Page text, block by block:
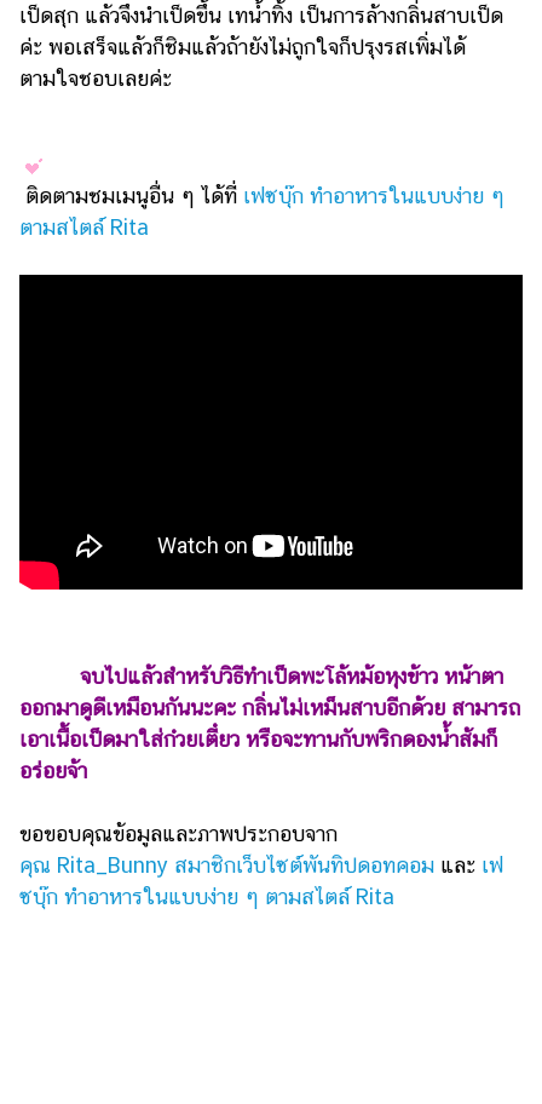
เป็ดสุก แล้วจึงนำเป็ดขึ้น เทน้ำทิ้ง เป็นการล้างกลิ่นสาบเป็ด
ค่ะ พอเสร็จแล้วก็ชิมแล้วถ้ายังไม่ถูกใจก็ปรุงรสเพิ่มได้
ตามใจชอบเลยค่ะ
ติดตามชมเมนูอื่น ๆ ได้ที่ เฟซบุ๊ก ทำอาหารในแบบง่าย ๆ
ตามสไตล์ Rita
จบไปแล้วสำหรับวิธีทำเป็ดพะโล้หม้อหุงข้าว หน้าตา
ออกมาดูดีเหมือนกันนะคะ กลิ่นไม่เหม็นสาบอีกด้วย สามารถ
เอาเนื้อเป็ดมาใส่ก๋วยเตี๋ยว หรือจะทานกับพริกดองน้ำส้มก็
อร่อยจ้า
ขอขอบคุณข้อมูลและภาพประกอบจาก
คุณ Rita_Bunny สมาชิกเว็บไซต์พันทิปดอทคอม และ เฟ
ซบุ๊ก ทำอาหารในแบบง่าย ๆ ตามสไตล์ Rita